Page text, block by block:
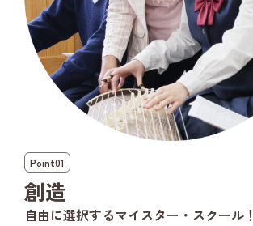
Point01
創造
自由に選択するマイスター・スクール！